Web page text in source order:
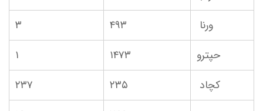
ورنا
۴۹۳
۳
حپترو
۱۴۷۳
۱
کچاد
۲۳۵
۲۳۷